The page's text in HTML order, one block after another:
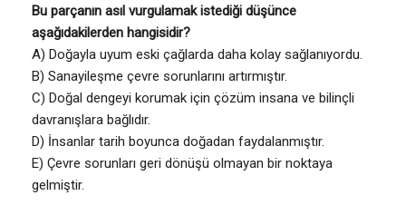
Bu parçanın asıl vurgulamak istediği düşünce
aşağıdakilerden hangisidir?
A) Doğayla uyum eski çağlarda daha kolay sağlanıyordu.
B) Sanayileşme çevre sorunlarını artırmıştır.
C) Doğal dengeyi korumak için çözüm insana ve bilinçli
davranışlara bağlıdır.
D) İnsanlar tarih boyunca doğadan faydalanmıştır.
E) Çevre sorunları geri dönüşü olmayan bir noktaya
gelmiştir.